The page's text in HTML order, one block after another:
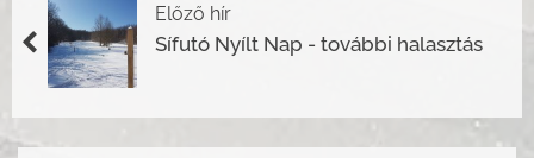
Előző hír
Sífutó Nyílt Nap - további halasztás